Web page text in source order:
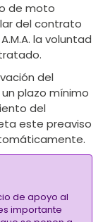
de moto
del contrato
la voluntad
del
plazo mínimo
del
este preaviso
de apoyo al
importante